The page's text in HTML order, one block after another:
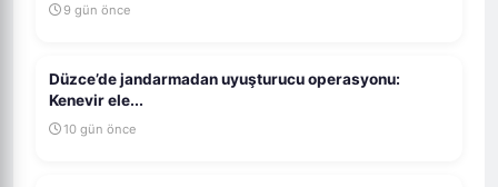
9 gün önce
Düzce’de jandarmadan uyuşturucu operasyonu:
Kenevir ele...
10 gün önce